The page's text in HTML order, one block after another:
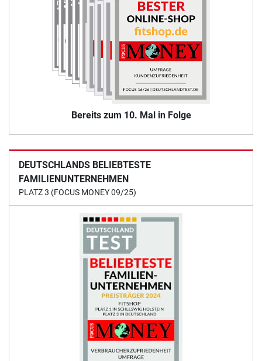
Bereits zum 10. Mal in Folge
DEUTSCHLANDS BELIEBTESTE
FAMILIENUNTERNEHMEN
PLATZ 3 (FOCUS MONEY 09/25)